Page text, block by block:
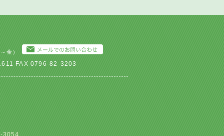
金）
FAX 0796-82-3203
3054